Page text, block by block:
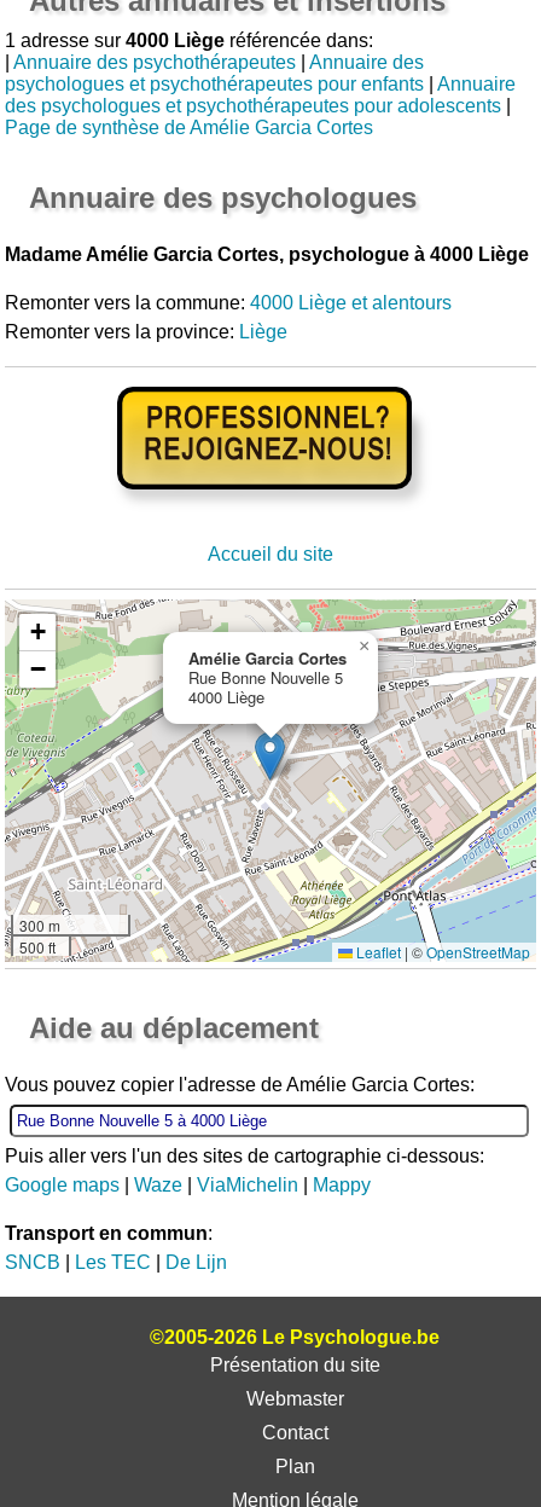
1 adresse sur4000 Liège référencée dans:
|Annuaire des psychothérapeutes |Annuaire des
psychologues et psychothérapeutes pour enfants |Annuaire
des psychologues et psychothérapeutes pour adolescents
Page de synthèse de Amélie Garcia Cortes
Annuaire des psychologues
Madame Amélie Garcia Cortes, psychologue à 4000 Liège
Remonter vers la commune:4000 Liège et alentours
Remonter vers la province: Liège
Accueil du site
Amélie Garcia Cortes
Rue Bonne Nouvelle 5
4000 Liège
×
+
−
300 m
500 ft
Leaflet | ©OpenStreetMap
Aide au déplacement
Vous pouvez copier l'adresse de Amélie Garcia Cortes:
Puis aller vers l'un des sites de cartographie ci-dessous:
Google maps |Waze |ViaMichelin Mappy
Transport en commun:
SNCB
Les TEC De Lijn
©2005-2026 Le Psychologue.be
Présentation du site
Webmaster
Contact
Plan
Mention légale